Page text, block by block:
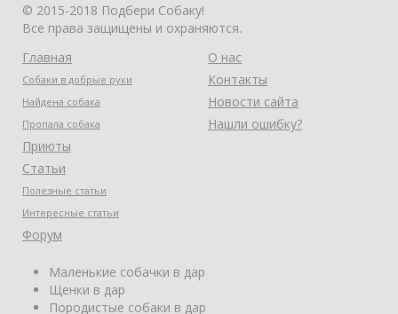
© 2015-2018 Подбери Собаку!
Все права защищены и охраняются.
Главная
Собаки в добрые руки
Найдена собака
Пропала собака
Приюты
Статьи
Полезные статьи
Интересные статьи
Форум
О нас
Контакты
Новости сайта
Нашли ошибку?
Маленькие собачки в дар
Щенки в дар
Породистые собаки в дар